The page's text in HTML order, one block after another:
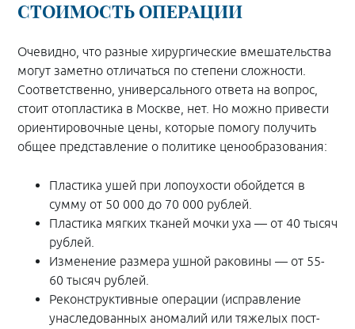
СТОИМОСТЬ ОПЕРАЦИИ
Очевидно, что разные хирургические вмешательства
могут заметно отличаться по степени сложности.
Соответственно, универсального ответа на вопрос,
стоит отопластика в Москве, нет. Но можно привести
ориентировочные цены, которые помогу получить
общее представление о политике ценообразования:
Пластика ушей при лопоухости обойдется в
сумму от 50 000 до 70 000 рублей.
Пластика мягких тканей мочки уха — от 40 тысяч
рублей.
Изменение размера ушной раковины — от 55-
60 тысяч рублей.
Реконструктивные операции (исправление
унаследованных аномалий или тяжелых пост-